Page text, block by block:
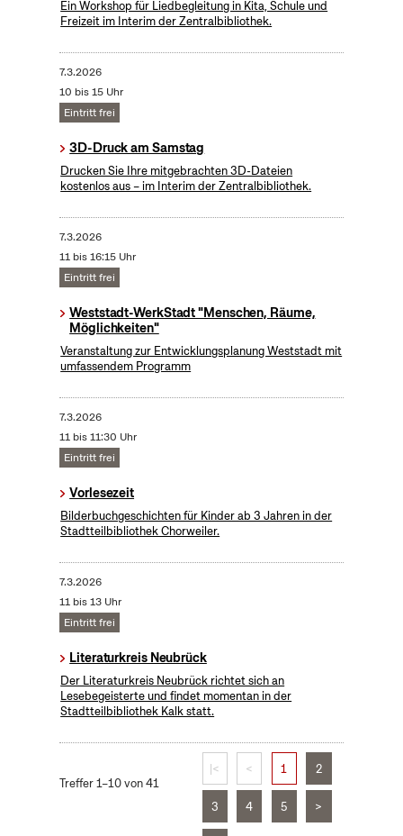
Ein Workshop für Liedbegleitung in Kita, Schule und
Freizeit im Interim der Zentralbibliothek.
7.3.2026
10 bis 15 Uhr
Eintritt frei
3D-Druck am Samstag
Drucken Sie Ihre mitgebrachten 3D-Dateien
kostenlos aus – im Interim der Zentralbibliothek.
7.3.2026
11 bis 16:15 Uhr
Eintritt frei
Weststadt-WerkStadt "Menschen, Räume,
Möglichkeiten"
Veranstaltung zur Entwicklungsplanung Weststadt mit
umfassendem Programm
7.3.2026
11 bis 11:30 Uhr
Eintritt frei
Vorlesezeit
Bilderbuchgeschichten für Kinder ab 3 Jahren in der
Stadtteilbibliothek Chorweiler.
7.3.2026
11 bis 13 Uhr
Eintritt frei
Literaturkreis Neubrück
Der Literaturkreis Neubrück richtet sich an
Lesebegeisterte und findet momentan in der
Stadtteilbibliothek Kalk statt.
Treffer 1–10 von 41
|< < 1 2
3 4 5 >